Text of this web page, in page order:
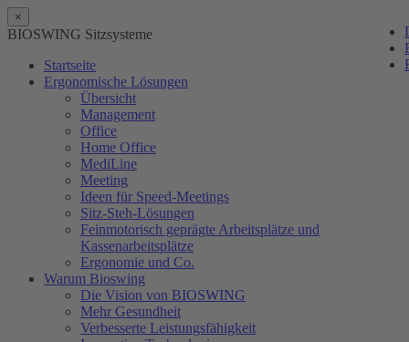
×
BIOSWING Sitzsysteme
Startseite
Ergonomische Lösungen
Übersicht
Management
Office
Home Office
MediLine
Meeting
Ideen für Speed-Meetings
Sitz-Steh-Lösungen
Feinmotorisch geprägte Arbeitsplätze und
Kassenarbeitsplätze
Ergonomie und Co.
Warum Bioswing
Die Vision von BIOSWING
Mehr Gesundheit
Verbesserte Leistungsfähigkeit